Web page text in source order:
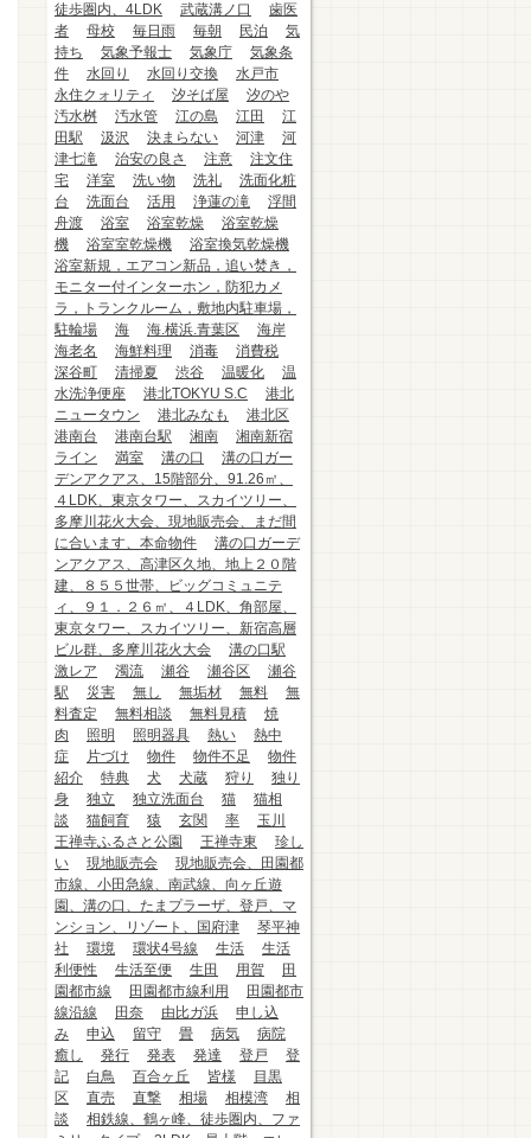
徒歩圏内、4LDK
武蔵溝ノ口
歯医
者
母校 毎日雨 毎朝 民泊
気
持ち
気象予報士 気象庁
気象条
件
水回り 水回り交換
水戸市
永住クォリティ
汐そば屋
汐のや
汚水桝
汚水管 江の島 江田
江
田駅
汲沢 決まらない 河津
河
津七滝
治安の良さ 注意
注文住
宅
洋室 洗い物 洗礼
洗面化粧
台
洗面台 活用 浄蓮の滝
浮間
舟渡
浴室 浴室乾燥
浴室乾燥
機
浴室室乾燥機
浴室換気乾燥機
浴室新規，エアコン新品，追い焚き，
モニター付インターホン，防犯カメ
ラ，トランクルーム，敷地内駐車場，
駐輪場
海 海.横浜.青葉区
海岸
海老名
海鮮料理 消毒
消費税
深谷町
清掃夏 渋谷 温暖化
温
水洗浄便座
港北TOKYU S.C
港北
ニュータウン
港北みなも
港北区
港南台
港南台駅 湘南
湘南新宿
ライン
満室 溝の口
溝の口ガー
デンアクアス、15階部分、91.26㎡、
４LDK、東京タワー、スカイツリー、
多摩川花火大会、現地販売会、まだ間
に合います、本命物件
溝の口ガーデ
ンアクアス、高津区久地、地上２０階
建、８５５世帯、ビッグコミュニテ
ィ、９１．２６㎡、４LDK、角部屋、
東京タワー、スカイツリー、新宿高層
ビル群、多摩川花火大会
溝の口駅
激レア
濁流 瀬谷 瀬谷区
瀬谷
駅
災害 無し 無垢材 無料
無
料査定
無料相談 無料見積
焼
肉
照明 照明器具 熱い
熱中
症
片づけ 物件 物件不足
物件
紹介
特典 犬 犬蔵 狩り
独り
身
独立 独立洗面台 猫
猫相
談
猫飼育 猿 玄関 率
玉川
王禅寺ふるさと公園
王禅寺東
珍し
い
現地販売会
現地販売会、田園都
市線、小田急線、南武線、向ヶ丘遊
園、溝の口、たまプラーザ、登戸、マ
ンション、リゾート、国府津
琴平神
社
環境 環状4号線 生活
生活
利便性
生活至便 生田 用賀
田
園都市線
田園都市線利用
田園都市
線沿線
田奈 由比ガ浜
申し込
み
申込 留守 畳 病気
病院
癒し
発行 発表 発達 登戸
登
記
白鳥 百合ヶ丘 皆様
目黒
区
直売 直撃 相場 相模湾
相
談
相鉄線、鶴ヶ峰、徒歩圏内、ファ